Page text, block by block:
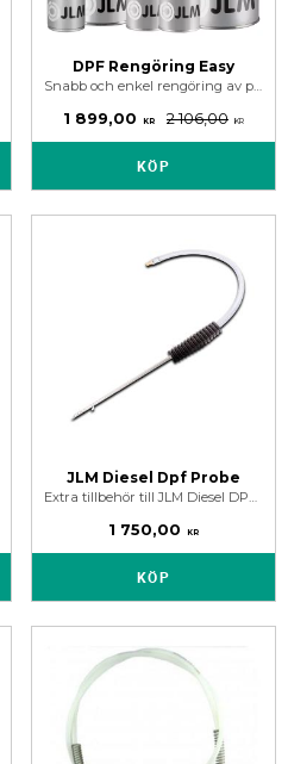
DPF Rengöring Easy
Snabb och enkel rengöring av partikelfilter med vårt DPF rengöringspaket. Bara tanka, fyll på och kör.
1 899,00 KR 2 106,00 KR
KÖP
JLM Diesel Dpf Probe
Extra tillbehör till JLM Diesel DPF Cleaning Toolkit. För direkt rengöring av insidan på partikelfilter.
1 750,00 KR
KÖP